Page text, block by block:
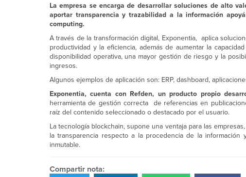
La empresa se encarga de desarrollar soluciones de alto
aportar transparencia y trazabilidad a la información
computing.
A través de la transformación digital, Exponentia, aplica
productividad y la eficiencia, además de aumentar la
disponibilidad operativa, una mayor gestión de riesgo y la
ingresos.
Algunos ejemplos de aplicación son: ERP, dashboard,
Exponentia, cuenta con Refden, un producto propio
herramienta de gestión correcta de referencias en
raíz del contenido seleccionado o destacado por el usuario.
La tecnología blockchain, supone una ventaja para las
la transparencia respecto a la procedencia de la
inmutable.
Compartir nota: